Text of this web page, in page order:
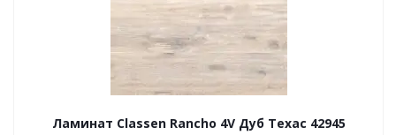
Ламинат Classen Rancho 4V Дуб Техас 42945